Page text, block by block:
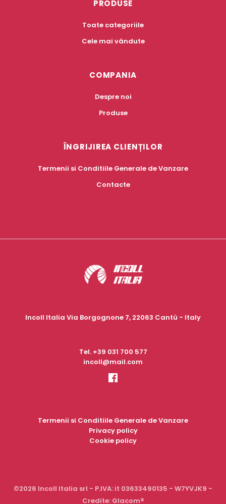
PRODUSE
Toate categoriile
Cele mai vândute
COMPANIA
Despre noi
Produse
ÎNGRIJIREA CLIENȚILOR
Termenii si Conditiile Generale de Vanzare
Contacte
Incoll Italia Via Borgognone 7, 22063 Cantù - Italy
Tel. +39 031 700 577
incoll@mail.com
Termenii si Conditiile Generale de Vanzare
Privacy policy
Cookie policy
©2026 Incoll Italia srl - P.IVA: it 03633490135 - W7YVJK9 -
Credite: Glacom®